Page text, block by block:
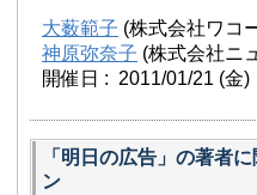
大薮範子 (株式会社ワ
神原弥奈子 (株式会社ニ
開催日 : 2011/01/21 (金)
「明日の広告」の著者
ン